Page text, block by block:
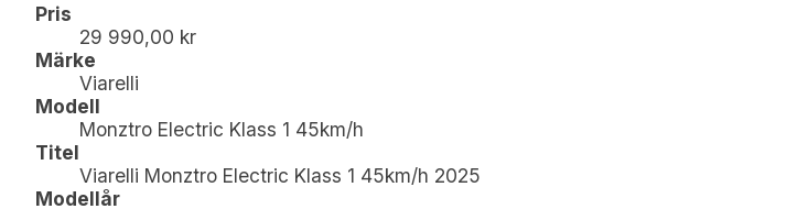
Pris
29 990,00 kr
Märke
Viarelli
Modell
Monztro Electric Klass 1 45km/h
Titel
Viarelli Monztro Electric Klass 1 45km/h 2025
Modellår